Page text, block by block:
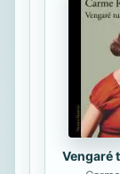
Vengaré